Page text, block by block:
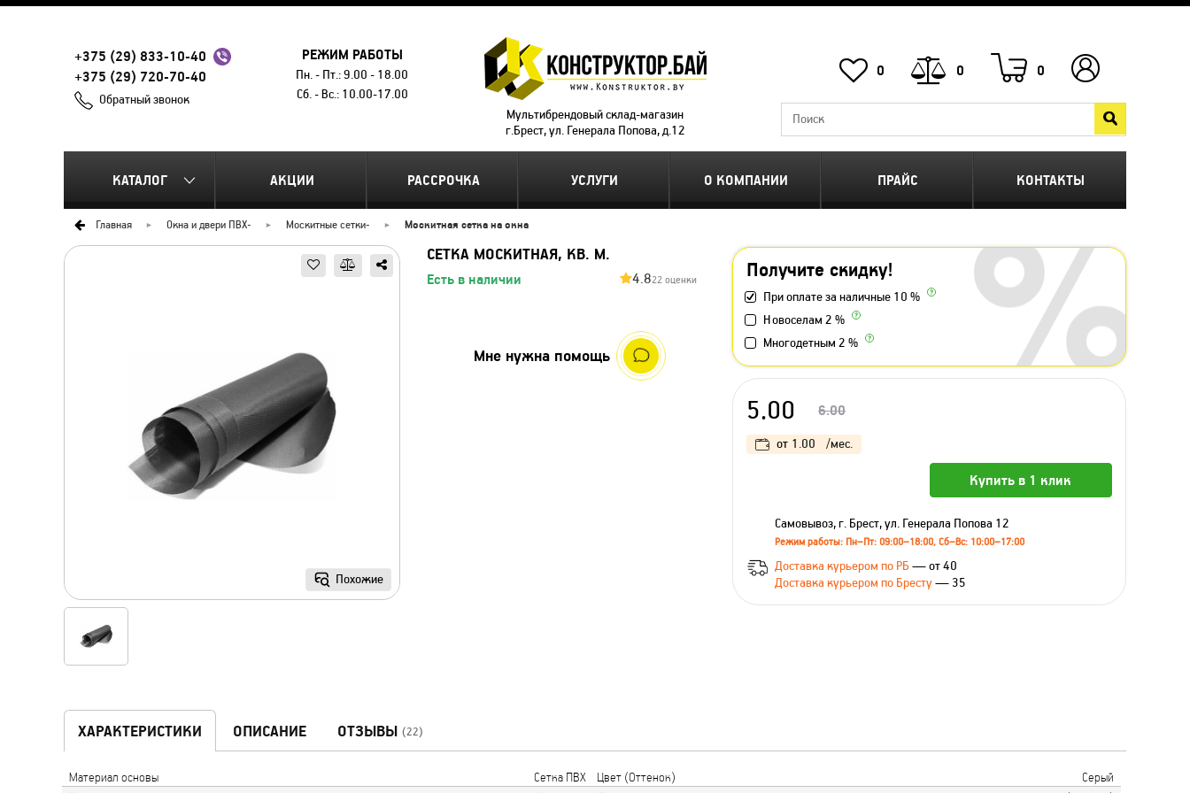
+375 (29) 833-10-40
+375 (29) 720-70-40
Обратный звонок
РЕЖИМ РАБОТЫ
Пн. - Пт.: 9.00 - 18.00
Сб. - Вс.: 10.00-17.00
Мультибрендовый склад-магазин
г.Брест, ул. Генерала Попова, д.12
0 0 0
КАТАЛОГ АКЦИИ РАССРОЧКА УСЛУГИ О КОМПАНИИ ПРАЙС КОНТАКТЫ
Главная Окна и двери ПВХ- Москитные сетки- Москитная сетка на окна
Похожие
СЕТКА МОСКИТНАЯ, КВ. М.
Есть в наличии 4.822 оценки Получите скидку!
При оплате за наличные 10 %
Новоселам 2 %
Многодетным 2 %
Мне нужна помощь
5.00 6.00
от 1.00 /мес.
Купить в 1 клик
Самовывоз, г. Брест, ул. Генерала Попова 12
Режим работы: Пн–Пт: 09:00–18:00, Сб–Вс: 10:00–17:00
Доставка курьером по РБ — от 40
Доставка курьером по Бресту— 35
ХАРАКТЕРИСТИКИ ОПИСАНИЕ ОТЗЫВЫ (22)
Материал основы Сетка ПВХ Цвет (Оттенок)
Серый